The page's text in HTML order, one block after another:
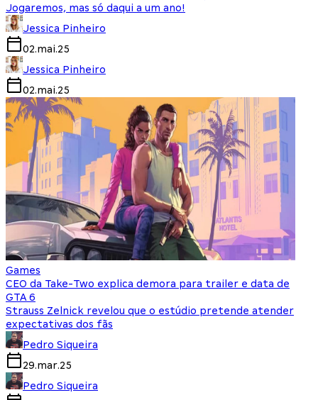
Jogaremos, mas só daqui a um ano!
Jessica Pinheiro
02.mai.25
Jessica Pinheiro
02.mai.25
Games
CEO da Take-Two explica demora para trailer e data de
GTA 6
Strauss Zelnick revelou que o estúdio pretende atender
expectativas dos fãs
Pedro Siqueira
29.mar.25
Pedro Siqueira